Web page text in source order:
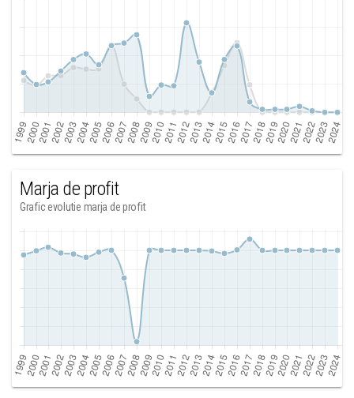
Marja de profit
Grafic evolutie marja de profit